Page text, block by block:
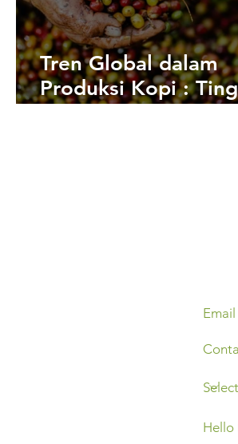
Tren Global dalam
Produksi Kopi :